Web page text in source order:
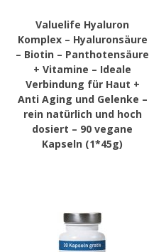
Valuelife Hyaluron
Komplex – Hyaluronsäure
– Biotin – Panthotensäure
+ Vitamine – Ideale
Verbindung für Haut +
Anti Aging und Gelenke –
rein natürlich und hoch
dosiert – 90 vegane
Kapseln (1*45g)